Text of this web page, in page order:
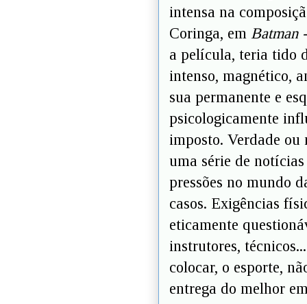
intensa na
Coringa, em Batman
a película, teria tido
intenso, magnético,
sua permanente e
psicologicamente
imposto. Verdade
uma série de
pressões no mundo
casos. Exigências
eticamente
instrutores,
colocar, o esporte,
entrega do melhor